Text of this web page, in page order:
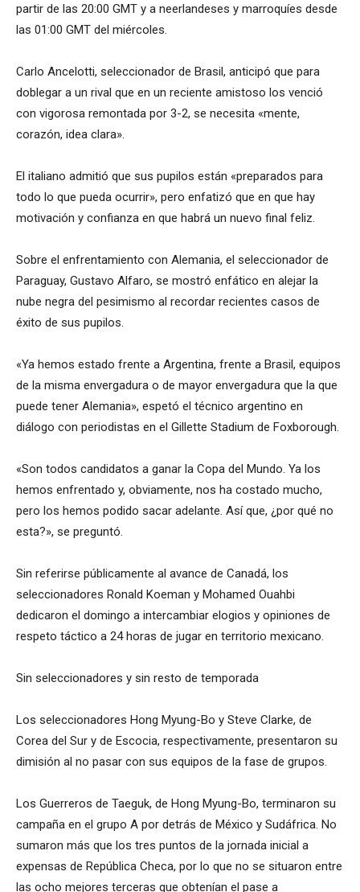
partir de las 20:00 GMT y a neerlandeses y marroquíes desde
las 01:00 GMT del miércoles.
Carlo Ancelotti, seleccionador de Brasil, anticipó que para
doblegar a un rival que en un reciente amistoso los venció
con vigorosa remontada por 3-2, se necesita «mente,
corazón, idea clara».
El italiano admitió que sus pupilos están «preparados para
todo lo que pueda ocurrir», pero enfatizó que en que hay
motivación y confianza en que habrá un nuevo final feliz.
Sobre el enfrentamiento con Alemania, el seleccionador de
Paraguay, Gustavo Alfaro, se mostró enfático en alejar la
nube negra del pesimismo al recordar recientes casos de
éxito de sus pupilos.
«Ya hemos estado frente a Argentina, frente a Brasil, equipos
de la misma envergadura o de mayor envergadura que la que
puede tener Alemania», espetó el técnico argentino en
diálogo con periodistas en el Gillette Stadium de Foxborough.
«Son todos candidatos a ganar la Copa del Mundo. Ya los
hemos enfrentado y, obviamente, nos ha costado mucho,
pero los hemos podido sacar adelante. Así que, ¿por qué no
esta?», se preguntó.
Sin referirse públicamente al avance de Canadá, los
seleccionadores Ronald Koeman y Mohamed Ouahbi
dedicaron el domingo a intercambiar elogios y opiniones de
respeto táctico a 24 horas de jugar en territorio mexicano.
Sin seleccionadores y sin resto de temporada
Los seleccionadores Hong Myung-Bo y Steve Clarke, de
Corea del Sur y de Escocia, respectivamente, presentaron su
dimisión al no pasar con sus equipos de la fase de grupos.
Los Guerreros de Taeguk, de Hong Myung-Bo, terminaron su
campaña en el grupo A por detrás de México y Sudáfrica. No
sumaron más que los tres puntos de la jornada inicial a
expensas de República Checa, por lo que no se situaron entre
las ocho mejores terceras que obtenían el pase a